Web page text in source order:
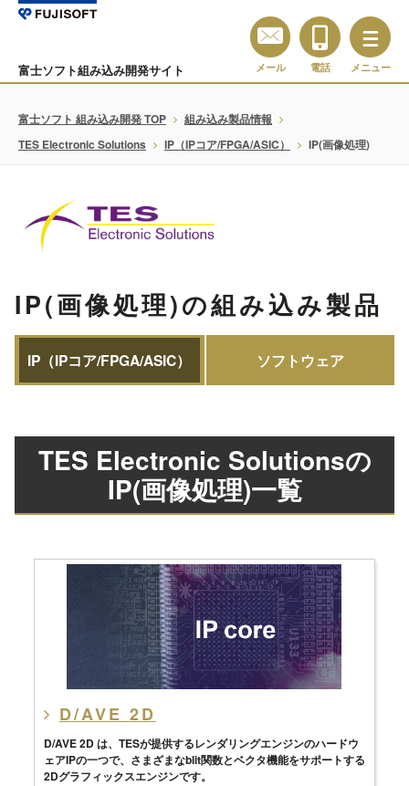
富士ソフト組み込み開発サイト メール 電話 メニュー
富士ソフト 組み込み開発 TOP
組み込み製品情報
TES Electronic Solutions
IP（IPコア/FPGA/ASIC） IP(画像処理)
IP(画像処理)の組み込み製品
IP（IPコア/FPGA/ASIC） ソフトウェア
TES Electronic Solutionsの
IP(画像処理)一覧
D/AVE 2D
D/AVE 2D は、TESが提供するレンダリングエンジンのハードウ
ェアIPの一つで、さまざまなblit関数とベクタ機能をサポートする
2Dグラフィックスエンジンです。